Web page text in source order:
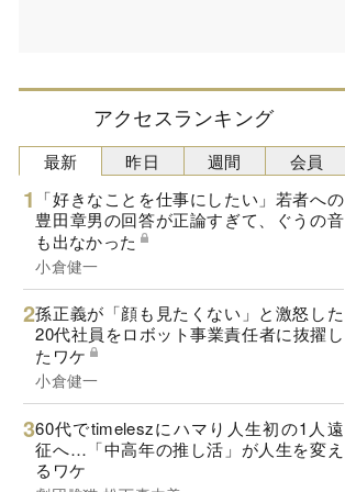
アクセスランキング
最新
「好きなことを仕事にしたい」若者への
豊田章男の回答が正論すぎて、ぐうの音
も出なかった
小倉健一
孫正義が「顔も見たくない」と激怒した
20代社員をロボット事業責任者に抜擢し
たワケ
小倉健一
60代でtimeleszにハマり人生初の1人遠
征へ…「中高年の推し活」が人生を変え
るワケ
昨日 週間 会員